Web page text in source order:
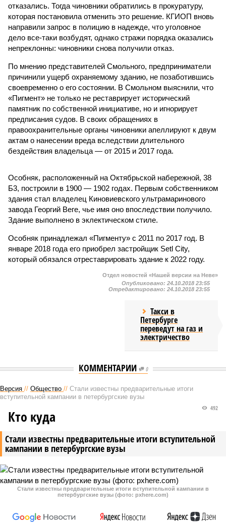
отказались. Тогда чиновники обратились в прокуратуру,
которая постановила отменить это решение. КГИОП вновь
направили запрос в полицию в надежде, что уголовное
дело все-таки возбудят, однако стражи порядка оказались
непреклонны: чиновники снова получили отказ.
По мнению представителей Смольного, предприниматели
причинили ущерб охраняемому зданию, не позаботившись
своевременно о его состоянии. В Смольном выяснили, что
«Пигмент» не только не реставрирует исторический
памятник по собственной инициативе, но и игнорирует
предписания судов. В своих обращениях в
правоохранительные органы чиновники апеллируют к двум
актам о нанесении вреда вследствии длительного
бездействия владельца — от 2015 и 2017 года.
Особняк, расположенный на Октябрьской набережной, 38
Б3, построили в 1900 — 1902 годах. Первым собственником
здания стал владелец Киновиевского ультрамаринового
завода Георгий Веге, чье имя оно впоследствии получило.
Здание выполнено в эклектическом стиле.
Особняк принадлежал «Пигменту» с 2011 по 2017 год. В
январе 2018 года его приобрел застройщик Setl City,
который обязался отреставрировать здание к 2022 году.
Отдел новостей «Нашей версии на Неве»
Опубликовано: 24.10.2018 23:55
Отредактировано: 24.10.2018 23:55
Такси в
Петербурге
переведут на газ и
электричество
КОММЕНТАРИИ 0
Версия // Общество // Стали известны предварительные итоги
вступительной кампании в петербургские вузы
Стали известны предварительные итоги вступительной
кампании в петербургские вузы
492
Кто куда
Стали известны предварительные итоги вступительной кампании в
петербургские вузы (фото: pxhere.com)